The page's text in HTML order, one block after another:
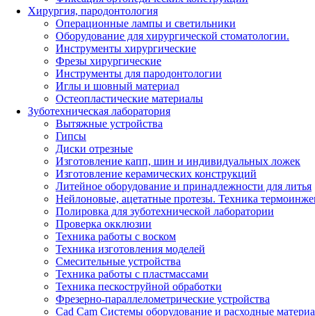
Хирургия, пародонтология
Операционные лампы и светильники
Оборудование для хирургической стоматологии.
Инструменты хирургические
Фрезы хирургические
Инструменты для пародонтологии
Иглы и шовный материал
Остеопластические материалы
Зуботехническая лаборатория
Вытяжные устройства
Гипсы
Диски отрезные
Изготовление капп, шин и индивидуальных ложек
Изготовление керамических конструкций
Литейное оборудование и принадлежности для литья
Нейлоновые, ацетатные протезы. Техника
Полировка для зуботехнической лаборатории
Проверка окклюзии
Техника работы с воском
Техника изготовления моделей
Смесительные устройства
Техника работы с пластмассами
Техника пескоструйной обработки
Фрезерно-параллелометрические устройства
Cad Cam Системы оборудование и расходные